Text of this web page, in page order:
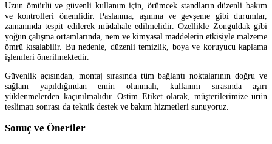
Uzun ömürlü ve güvenli kullanım için, örümcek standların düzenli bakım
ve kontrolleri önemlidir. Paslanma, aşınma ve gevşeme gibi durumlar,
zamanında tespit edilerek müdahale edilmelidir. Özellikle Zonguldak gibi
yoğun çalışma ortamlarında, nem ve kimyasal maddelerin etkisiyle malzeme
ömrü kısalabilir. Bu nedenle, düzenli temizlik, boya ve koruyucu kaplama
işlemleri önerilmektedir.
Güvenlik açısından, montaj sırasında tüm bağlantı noktalarının doğru ve
sağlam yapıldığından emin olunmalı, kullanım sırasında aşırı
yüklenmelerden kaçınılmalıdır. Ostim Etiket olarak, müşterilerimize ürün
teslimatı sonrası da teknik destek ve bakım hizmetleri sunuyoruz.
Sonuç ve Öneriler